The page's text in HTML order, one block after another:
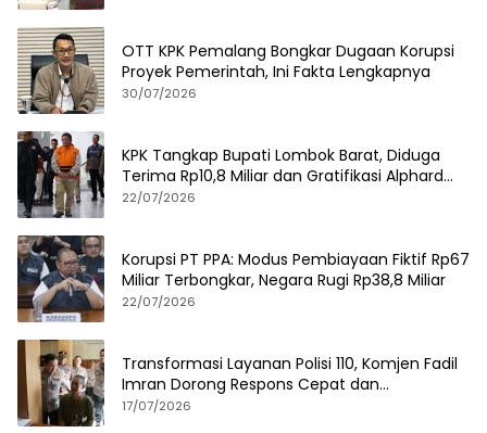
OTT KPK Pemalang Bongkar Dugaan Korupsi
Proyek Pemerintah, Ini Fakta Lengkapnya
30/07/2026
KPK Tangkap Bupati Lombok Barat, Diduga
Terima Rp10,8 Miliar dan Gratifikasi Alphard
hingga iPhone 17 Pro
22/07/2026
Korupsi PT PPA: Modus Pembiayaan Fiktif Rp67
Miliar Terbongkar, Negara Rugi Rp38,8 Miliar
22/07/2026
Transformasi Layanan Polisi 110, Komjen Fadil
Imran Dorong Respons Cepat dan
Terintegrasi
17/07/2026